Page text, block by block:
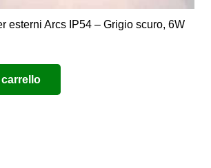
esterni Arcs IP54 – Grigio scuro, 6W